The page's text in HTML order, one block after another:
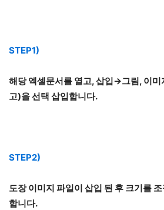
STEP1)
해당 엑셀문서를 열고, 삽입→그림, 이
고)을 선택 삽입합니다.
STEP2)
도장 이미지 파일이 삽입 된 후 크기를
합니다.